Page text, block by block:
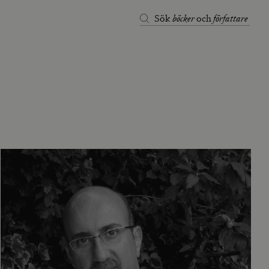
Sökböckerochförfattare